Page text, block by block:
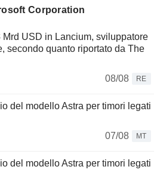
Corporation
USD in Lancium, sviluppatore
secondo quanto riportato da The
08/08
RE
del modello Astra per timori legati
07/08
MT
del modello Astra per timori legati